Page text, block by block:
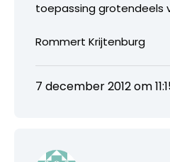
toepassing grotendeels
Rommert Krijtenburg
7 december 2012 om